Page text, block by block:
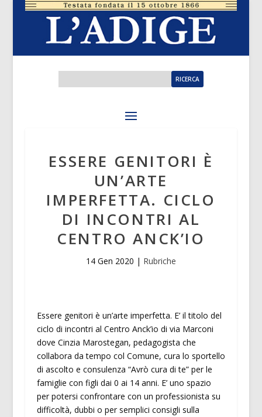
ESSERE GENITORI È
UN’ARTE
IMPERFETTA. CICLO
DI INCONTRI AL
CENTRO ANCK’IO
14 Gen 2020 | Rubriche
Essere genitori è un’arte imperfetta. E’ il titolo del
ciclo di incontri al Centro Anck’io di via Marconi
dove Cinzia Marostegan, pedagogista che
collabora da tempo col Comune, cura lo sportello
di ascolto e consulenza “Avrò cura di te” per le
famiglie con figli dai 0 ai 14 anni. E’ uno spazio
per potersi confrontare con un professionista su
difficoltà, dubbi o per semplici consigli sulla